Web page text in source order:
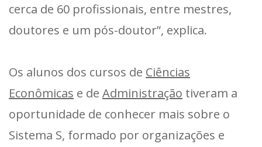
cerca de 60 profissionais, entre mestres,
doutores e um pós-doutor”, explica.
Os alunos dos cursos de Ciências
Econômicas e de Administração tiveram a
oportunidade de conhecer mais sobre o
Sistema S, formado por organizações e